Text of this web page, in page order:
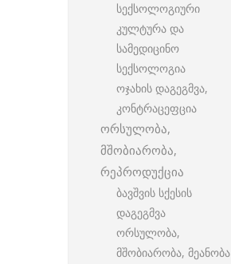
სექსოლოგიური
კულტურა და
სამედიცინო
სექსოლოგია
ოჯახის დაგეგმვა,
კონტრაცეფცია
ორსულობა,
მშობიარობა,
რეპროდუქცია
ბავშვის სქესის
დაგეგმვა
ორსულობა,
მშობიარობა, მეანობა